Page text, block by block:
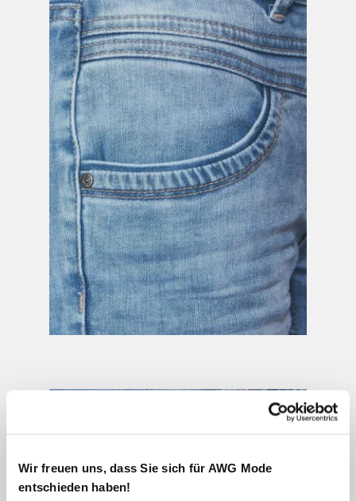
Wir freuen uns, dass Sie sich für AWG Mode
entschieden haben!